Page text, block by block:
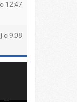
12:47
o 9:08